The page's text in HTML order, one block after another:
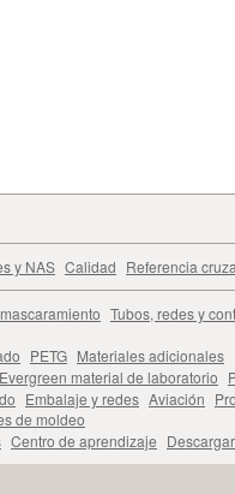
y NAS Calidad Referencia
Tubos, redes y
PETG Materiales adicionales
Evergreen material de laboratorio
Embalaje y redes Aviación
de moldeo
Centro de aprendizaje